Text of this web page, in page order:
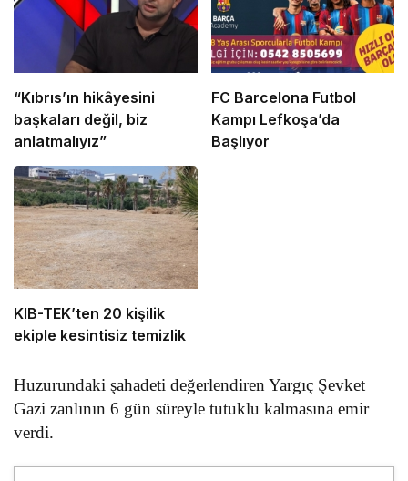
“Kıbrıs’ın hikâyesini
başkaları değil, biz
anlatmalıyız”
FC Barcelona Futbol
Kampı Lefkoşa’da
Başlıyor
KIB-TEK’ten 20 kişilik
ekiple kesintisiz temizlik
Huzurundaki şahadeti değerlendiren Yargıç Şevket
Gazi zanlının 6 gün süreyle tutuklu kalmasına emir
verdi.